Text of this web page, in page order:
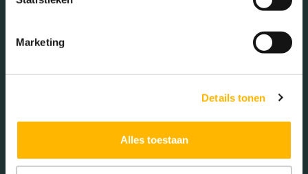
Marketing
Details tonen
Alles toestaan